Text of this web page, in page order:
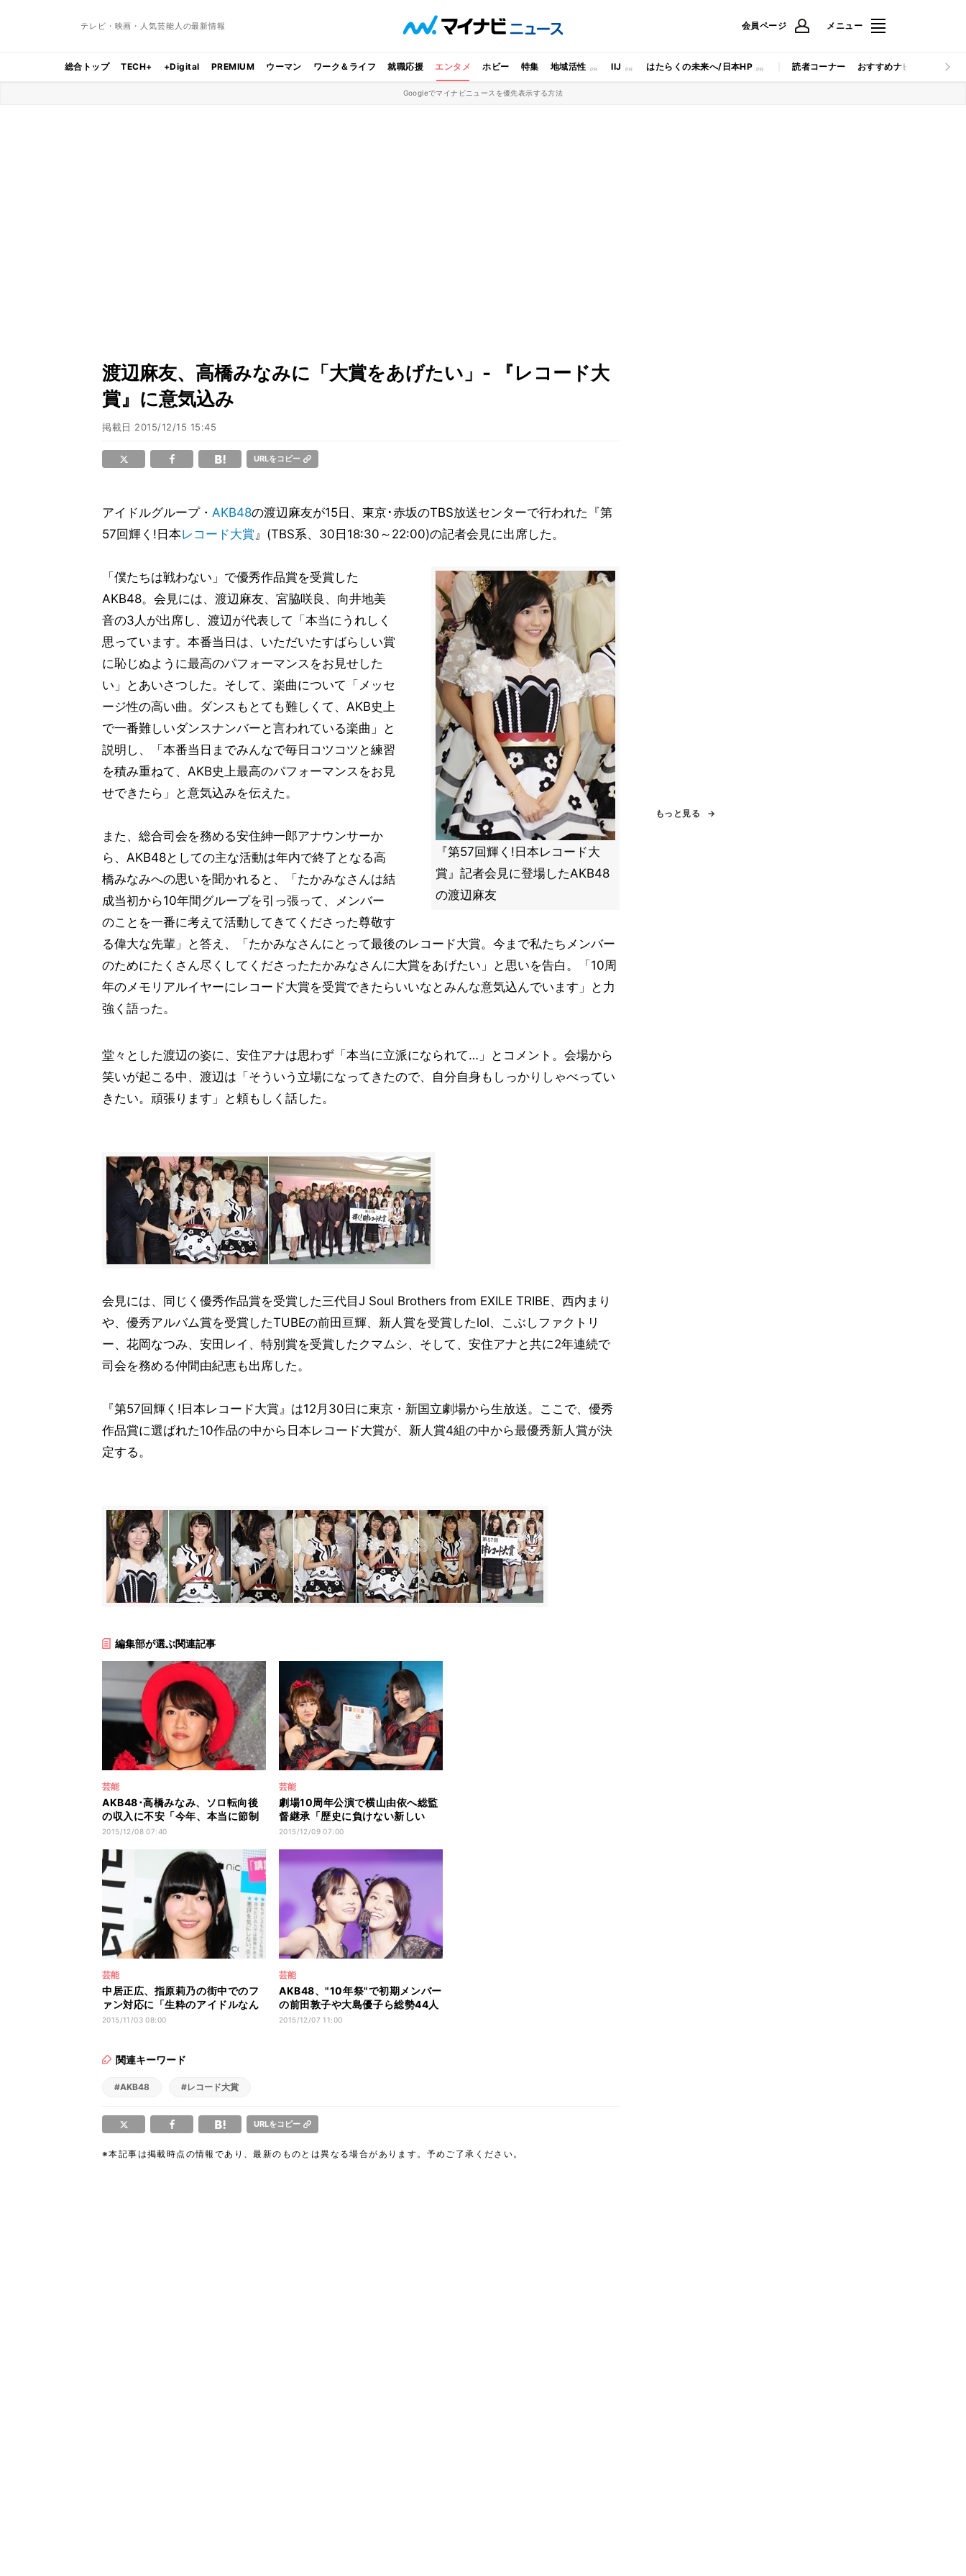
テレビ・映画・人気芸能人の最新情報 会員ページ メニュー
総合トップ TECH+ +Digital PREMIUM ウーマン ワーク＆ライフ 就職応援 エンタメ ホビー 特集 地域活性 IIJ はたらくの未来へ/日本HP 読者コーナー おすすめナビ マイナビ
Googleでマイナビニュースを優先表示する方法
渡辺麻友、高橋みなみに「大賞をあげたい」- 『レコード大
賞』に意気込み
掲載日 2015/12/15 15:45
URLをコピー
アイドルグループ・ AKB48の渡辺麻友が15日、東京･赤坂のTBS放送センターで行われた『第
57回輝く!日本レコード大賞』(TBS系、30日18:30～22:00)の記者会見に出席した。
『第57回輝く!日本レコード大
賞』記者会見に登場したAKB48
の渡辺麻友
「僕たちは戦わない」で優秀作品賞を受賞した
AKB48。会見には、渡辺麻友、宮脇咲良、向井地美
音の3人が出席し、渡辺が代表して「本当にうれしく
思っています。本番当日は、いただいたすばらしい賞
に恥じぬように最高のパフォーマンスをお見せした
い」とあいさつした。そして、楽曲について「メッセ
ージ性の高い曲。ダンスもとても難しくて、AKB史上
で一番難しいダンスナンバーと言われている楽曲」と
説明し、「本番当日までみんなで毎日コツコツと練習
を積み重ねて、AKB史上最高のパフォーマンスをお見
せできたら」と意気込みを伝えた。
また、総合司会を務める安住紳一郎アナウンサーか
ら、AKB48としての主な活動は年内で終了となる高
橋みなみへの思いを聞かれると、「たかみなさんは結
成当初から10年間グループを引っ張って、メンバー
のことを一番に考えて活動してきてくださった尊敬す
る偉大な先輩」と答え、「たかみなさんにとって最後のレコード大賞。今まで私たちメンバー
のためにたくさん尽くしてくださったたかみなさんに大賞をあげたい」と思いを告白。「10周
年のメモリアルイヤーにレコード大賞を受賞できたらいいなとみんな意気込んでいます」と力
強く語った。
堂々とした渡辺の姿に、安住アナは思わず「本当に立派になられて…」とコメント。会場から
笑いが起こる中、渡辺は「そういう立場になってきたので、自分自身もしっかりしゃべってい
きたい。頑張ります」と頼もしく話した。
会見には、同じく優秀作品賞を受賞した三代目J Soul Brothers from EXILE TRIBE、西内まり
や、優秀アルバム賞を受賞したTUBEの前田亘輝、新人賞を受賞したlol、こぶしファクトリ
ー、花岡なつみ、安田レイ、特別賞を受賞したクマムシ、そして、安住アナと共に2年連続で
司会を務める仲間由紀恵も出席した。
『第57回輝く!日本レコード大賞』は12月30日に東京・新国立劇場から生放送。ここで、優秀
作品賞に選ばれた10作品の中から日本レコード大賞が、新人賞4組の中から最優秀新人賞が決
定する。
編集部が選ぶ関連記事
芸能
AKB48･高橋みなみ、ソロ転向後
の収入に不安「今年、本当に節制
してる」
2015/12/08 07:40
芸能
劇場10周年公演で横山由依へ総監
督継承「歴史に負けない新しい
AKB48を」
2015/12/09 07:00
芸能
中居正広、指原莉乃の街中でのフ
ァン対応に「生粋のアイドルなん
だよ」
2015/11/03 08:00
芸能
AKB48、"10年祭"で初期メンバー
の前田敦子や大島優子ら総勢44人
が集結!
2015/12/07 11:00
関連キーワード
#AKB48 #レコード大賞
URLをコピー
※本記事は掲載時点の情報であり、最新のものとは異なる場合があります。予めご了承ください。
もっと見る